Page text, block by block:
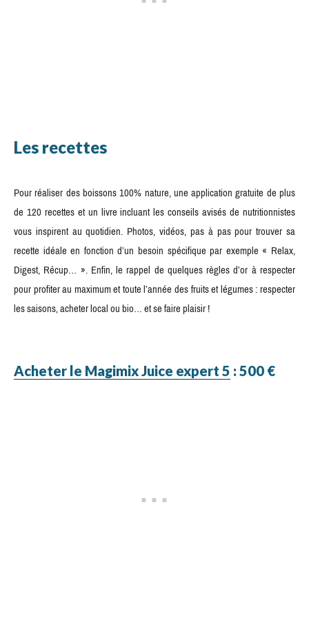
Les recettes
Pour réaliser des boissons 100% nature, une application gratuite de plus
de 120 recettes et un livre incluant les conseils avisés de nutritionnistes
vous inspirent au quotidien. Photos, vidéos, pas à pas pour trouver sa
recette idéale en fonction d’un besoin spécifique par exemple « Relax,
Digest, Récup… ». Enfin, le rappel de quelques règles d’or à respecter
pour profiter au maximum et toute l’année des fruits et légumes : respecter
les saisons, acheter local ou bio… et se faire plaisir !
Acheter le Magimix Juice expert 5 : 500 €